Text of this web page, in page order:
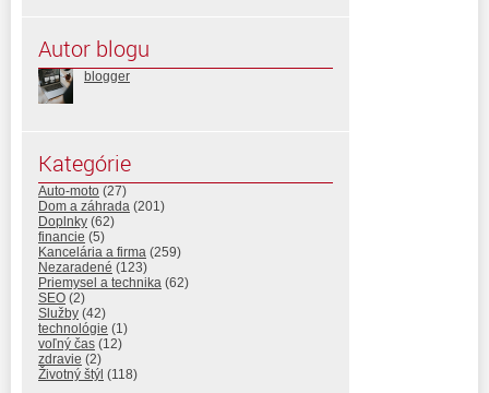
Autor blogu
blogger
Kategórie
Auto-moto (27)
Dom a záhrada (201)
Doplnky (62)
financie (5)
Kancelária a firma (259)
Nezaradené (123)
Priemysel a technika (62)
SEO (2)
Služby (42)
technológie (1)
voľný čas (12)
zdravie (2)
Životný štýl (118)